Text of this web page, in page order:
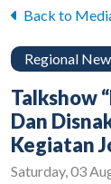
Back to
Regional
Talkshow
Dan
Kegiatan
Saturday, 03